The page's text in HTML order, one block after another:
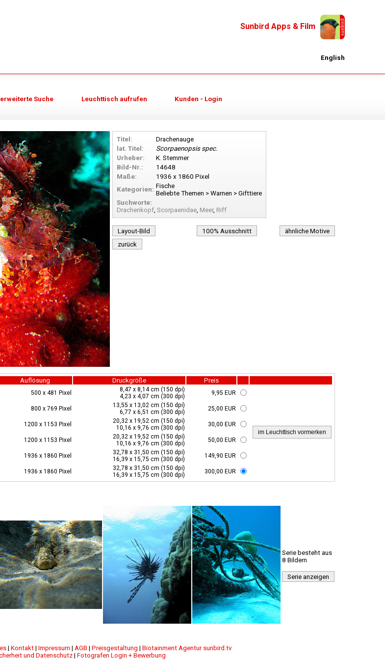
Sunbird Apps & Film
English
erweiterte Suche Leuchttisch aufrufen Kunden - Login
Titel:
Drachenauge
lat. Titel:
Scorpaenopsis spec.
Urheber:
K. Stemmer
Bild-Nr.:
14648
Maße:
1936 x 1860 Pixel
Kategorien: Fische
Beliebte Themen > Warnen > Gifttiere
Suchworte:
Drachenkopf, Scorpaenidae, Meer, Riff
Layout-Bild 100% Ausschnitt
ähnliche Motive
zurück
Auflösung Druckgröße Preis
500 x 481 Pixel
8,47 x 8,14 cm (150 dpi)
4,23 x 4,07 cm (300 dpi)
9,95 EUR
800 x 769 Pixel
13,55 x 13,02 cm (150 dpi)
6,77 x 6,51 cm (300 dpi)
25,00 EUR
1200 x 1153 Pixel
20,32 x 19,52 cm (150 dpi)
10,16 x 9,76 cm (300 dpi)
30,00 EUR
1200 x 1153 Pixel
20,32 x 19,52 cm (150 dpi)
10,16 x 9,76 cm (300 dpi)
50,00 EUR
1936 x 1860 Pixel
32,78 x 31,50 cm (150 dpi)
16,39 x 15,75 cm (300 dpi)
149,90 EUR
1936 x 1860 Pixel
32,78 x 31,50 cm (150 dpi)
16,39 x 15,75 cm (300 dpi)
300,00 EUR
Serie besteht aus
8 Bildern
Serie anzeigen
| Kontakt| Impressum | AGB | Preisgestaltung | Biotainment Agentur sunbird.tv
und Datenschutz| Fotografen Login + Bewerbung